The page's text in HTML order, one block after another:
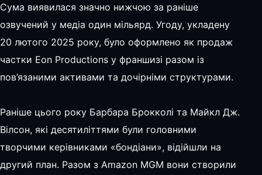
Сума виявилася значно нижчою за раніше
озвучений у медіа один мільярд. Угоду, укладену
20 лютого 2025 року, було оформлено як продаж
частки Eon Productions у франшизі разом із
пов’язаними активами та дочірніми структурами.
Раніше цього року Барбара Брокколі та Майкл Дж.
Вілсон, які десятиліттями були головними
творчими керівниками «бондіани», відійшли на
другий план. Разом з Amazon MGM вони створили